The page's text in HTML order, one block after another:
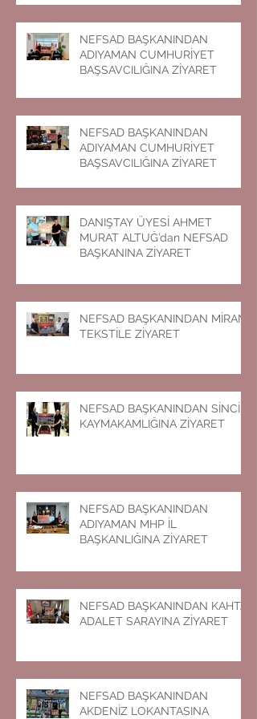
NEFSAD BAŞKANINDAN
ADIYAMAN CUMHURİYET
BAŞSAVCILIĞINA ZİYARET
NEFSAD BAŞKANINDAN
ADIYAMAN CUMHURİYET
BAŞSAVCILIĞINA ZİYARET
DANIŞTAY ÜYESİ AHMET
MURAT ALTUĞ’dan NEFSAD
BAŞKANINA ZİYARET
NEFSAD BAŞKANINDAN MİRAN
TEKSTİLE ZİYARET
NEFSAD BAŞKANINDAN SİNCİK
KAYMAKAMLIĞINA ZİYARET
NEFSAD BAŞKANINDAN
ADIYAMAN MHP İL
BAŞKANLIĞINA ZİYARET
NEFSAD BAŞKANINDAN KAHTA
ADALET SARAYINA ZİYARET
NEFSAD BAŞKANINDAN
AKDENİZ LOKANTASINA